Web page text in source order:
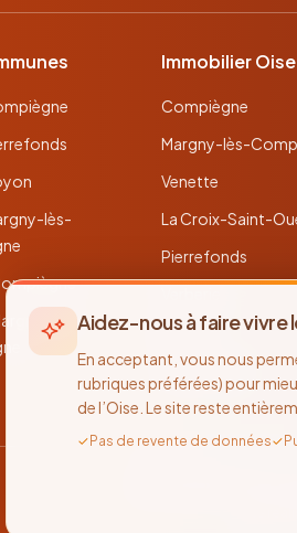
lès-
lès-
Immobilier Oise
Compiègne
Margny-lès-
Venette
La Croix-Saint-
Pierrefonds
Noyon
Thourotte
Recto Verso
Aidez-nous à faire vivre
En acceptant, vous nous
rubriques préférées) pour
de l’Oise. Le site reste
✓ Pas de revente de données✓